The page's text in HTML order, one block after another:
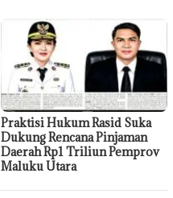
Praktisi Hukum Rasid Suka
Dukung Rencana Pinjaman
Daerah Rp1 Triliun Pemprov
Maluku Utara